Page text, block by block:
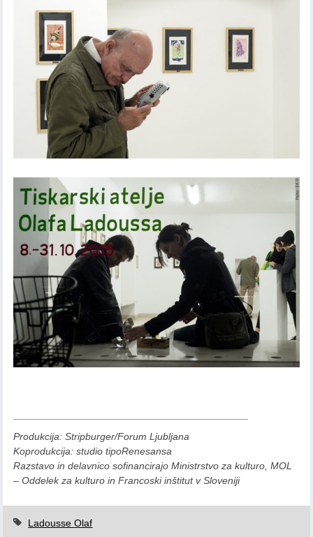
Produkcija: Stripburger/Forum Ljubljana
Koprodukcija: studio tipoRenesansa
Razstavo in delavnico sofinancirajo Ministrstvo za kulturo, MOL
– Oddelek za kulturo in Francoski inštitut v Sloveniji
Ladousse Olaf